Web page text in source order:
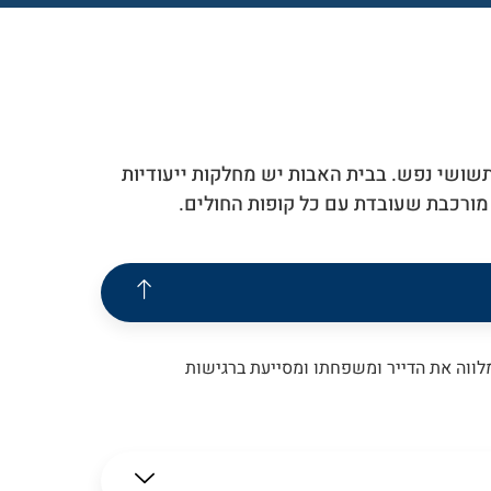
נפש. בבית האבות יש מחלקות ייעודיות
שעובדת עם כל קופות החולים.
את הדייר ומשפחתו ומסייעת ברגישות